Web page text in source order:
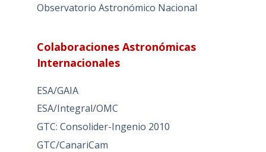
Observatorio Astronómico Nacional
Colaboraciones Astronómicas
Internacionales
ESA/GAIA
ESA/Integral/OMC
GTC: Consolider-Ingenio 2010
GTC/CanariCam